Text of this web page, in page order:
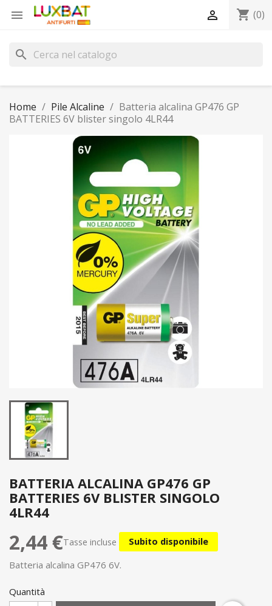
 shopping_cart (0)

search
Home Pile Alcaline
Batteria alcalina GP476 GP
BATTERIES 6V blister singolo 4LR44
BATTERIA ALCALINA GP476 GP
BATTERIES 6V BLISTER SINGOLO
4LR44
2,44 €Tasse incluse Subito disponibile
Batteria alcalina GP476 6V.
Quantità